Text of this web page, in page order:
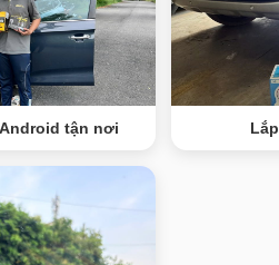
tận nơi